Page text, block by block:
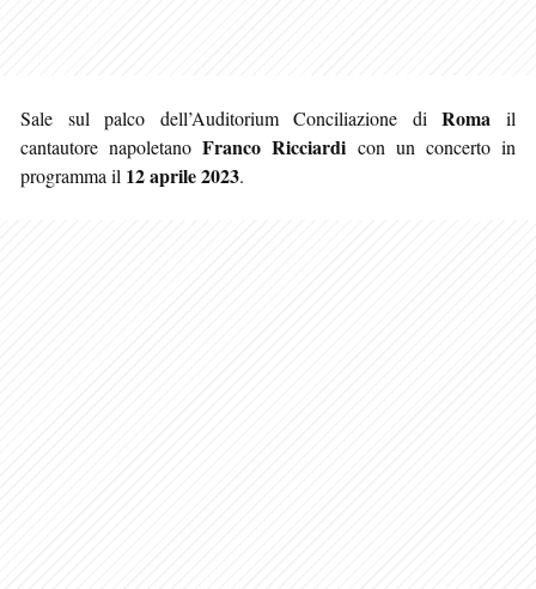
Sale sul palco dell’Auditorium Conciliazione diRoma il
cantautore napoletanoFranco Ricciardi con un concerto in
programma il 12 aprile 2023.